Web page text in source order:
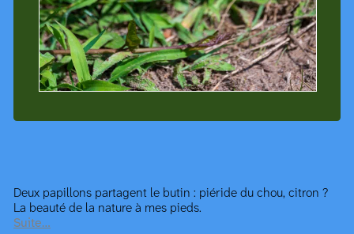
Deux papillons partagent le butin : piéride du chou, citron ?
La beauté de la nature à mes pieds.
Suite…